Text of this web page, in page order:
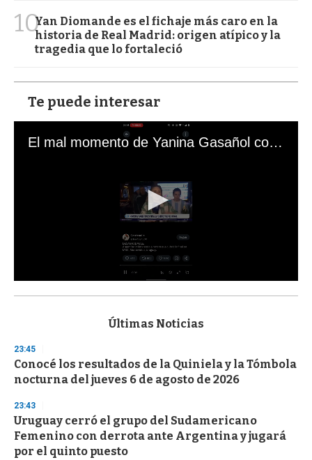
10Yan Diomande es el fichaje más caro en la
historia de Real Madrid: origen atípico y la
tragedia que lo fortaleció
Te puede interesar
El mal momento de Yanina Gasañol con un hincha argentino en "Subrayado"
s
d
s
o
f
3
s
e
c
o
Últimas Noticias
23:45
Conocé los resultados de la Quiniela y la Tómbola
nocturna del jueves 6 de agosto de 2026
23:43
Uruguay cerró el grupo del Sudamericano
Femenino con derrota ante Argentina y jugará
por el quinto puesto